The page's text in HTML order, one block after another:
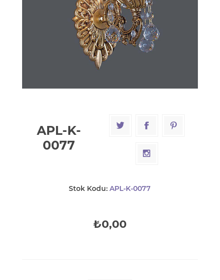
APL-K-
0077
Stok Kodu: APL-K-0077
₺0,00